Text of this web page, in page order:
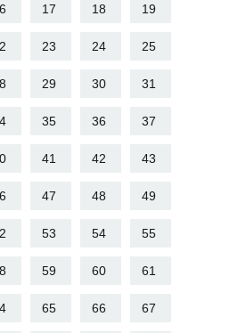
17 18 19
23 24 25
29 30 31
35 36 37
41 42 43
47 48 49
53 54 55
59 60 61
65 66 67